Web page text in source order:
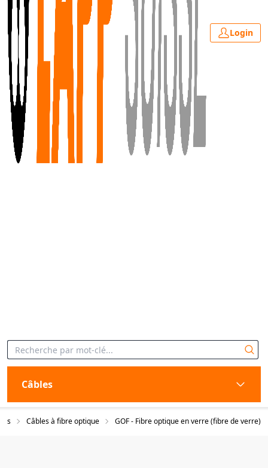
Login
Câbles
Câbles à fibre optique GOF - Fibre optique en verre (fibre de verre)